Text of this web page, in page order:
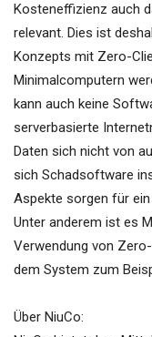
Kosteneffizienz auch
relevant. Dies ist
Konzepts mit Zero-
Minimalcomputern
kann auch keine
serverbasierte
Daten sich nicht von
sich Schadsoftware
Aspekte sorgen für
Unter anderem ist es
Verwendung von
dem System zum
Über NiuCo: